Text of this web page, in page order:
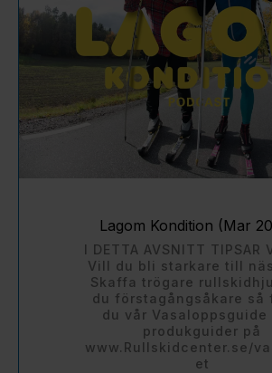
Lagom Kondition (Mar
I DETTA AVSNITT TIPSAR
Vill du bli starkare till
Skaffa trögare
du förstagångsåkare så
du vår Vasaloppsguide
produkguider på
www.Rullskidcenter.se/
et